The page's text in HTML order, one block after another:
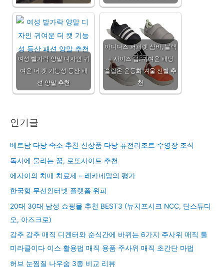
여성 발가락 양말 디자인 귀
여운 더 캣 기능성 등산 패
션 양말 추천
아디다스 퍼피렛 삼바, 블랙
+ 사이즈 팁: 귀여운 패딩
슬립온 운동화 겨울 신발 추
천
인기글
베트남 다낭 숙소 추천 신상품 다낭 퓨전리조트 수영장 조식
독사에 물리는 꿈, 로또사이트 추천
에자이의 치매 치료제 – 레카네맙의 평가
한국형 무선인터넷 플랫폼 위피
20대 30대 남성 쇼핑몰 추천 BEST3 (뉴치프시크 NCC, 단스튜디
오, 아즈크로)
강추 강추 매직 디켄터와 순식간에 바뀌는 6가지 주사위 매직 툴
미라클이다 이스 활용법 매직 용품 주사위 매직 초간단 마법
허브 눈찜질 나우숨 3종 비교 리뷰